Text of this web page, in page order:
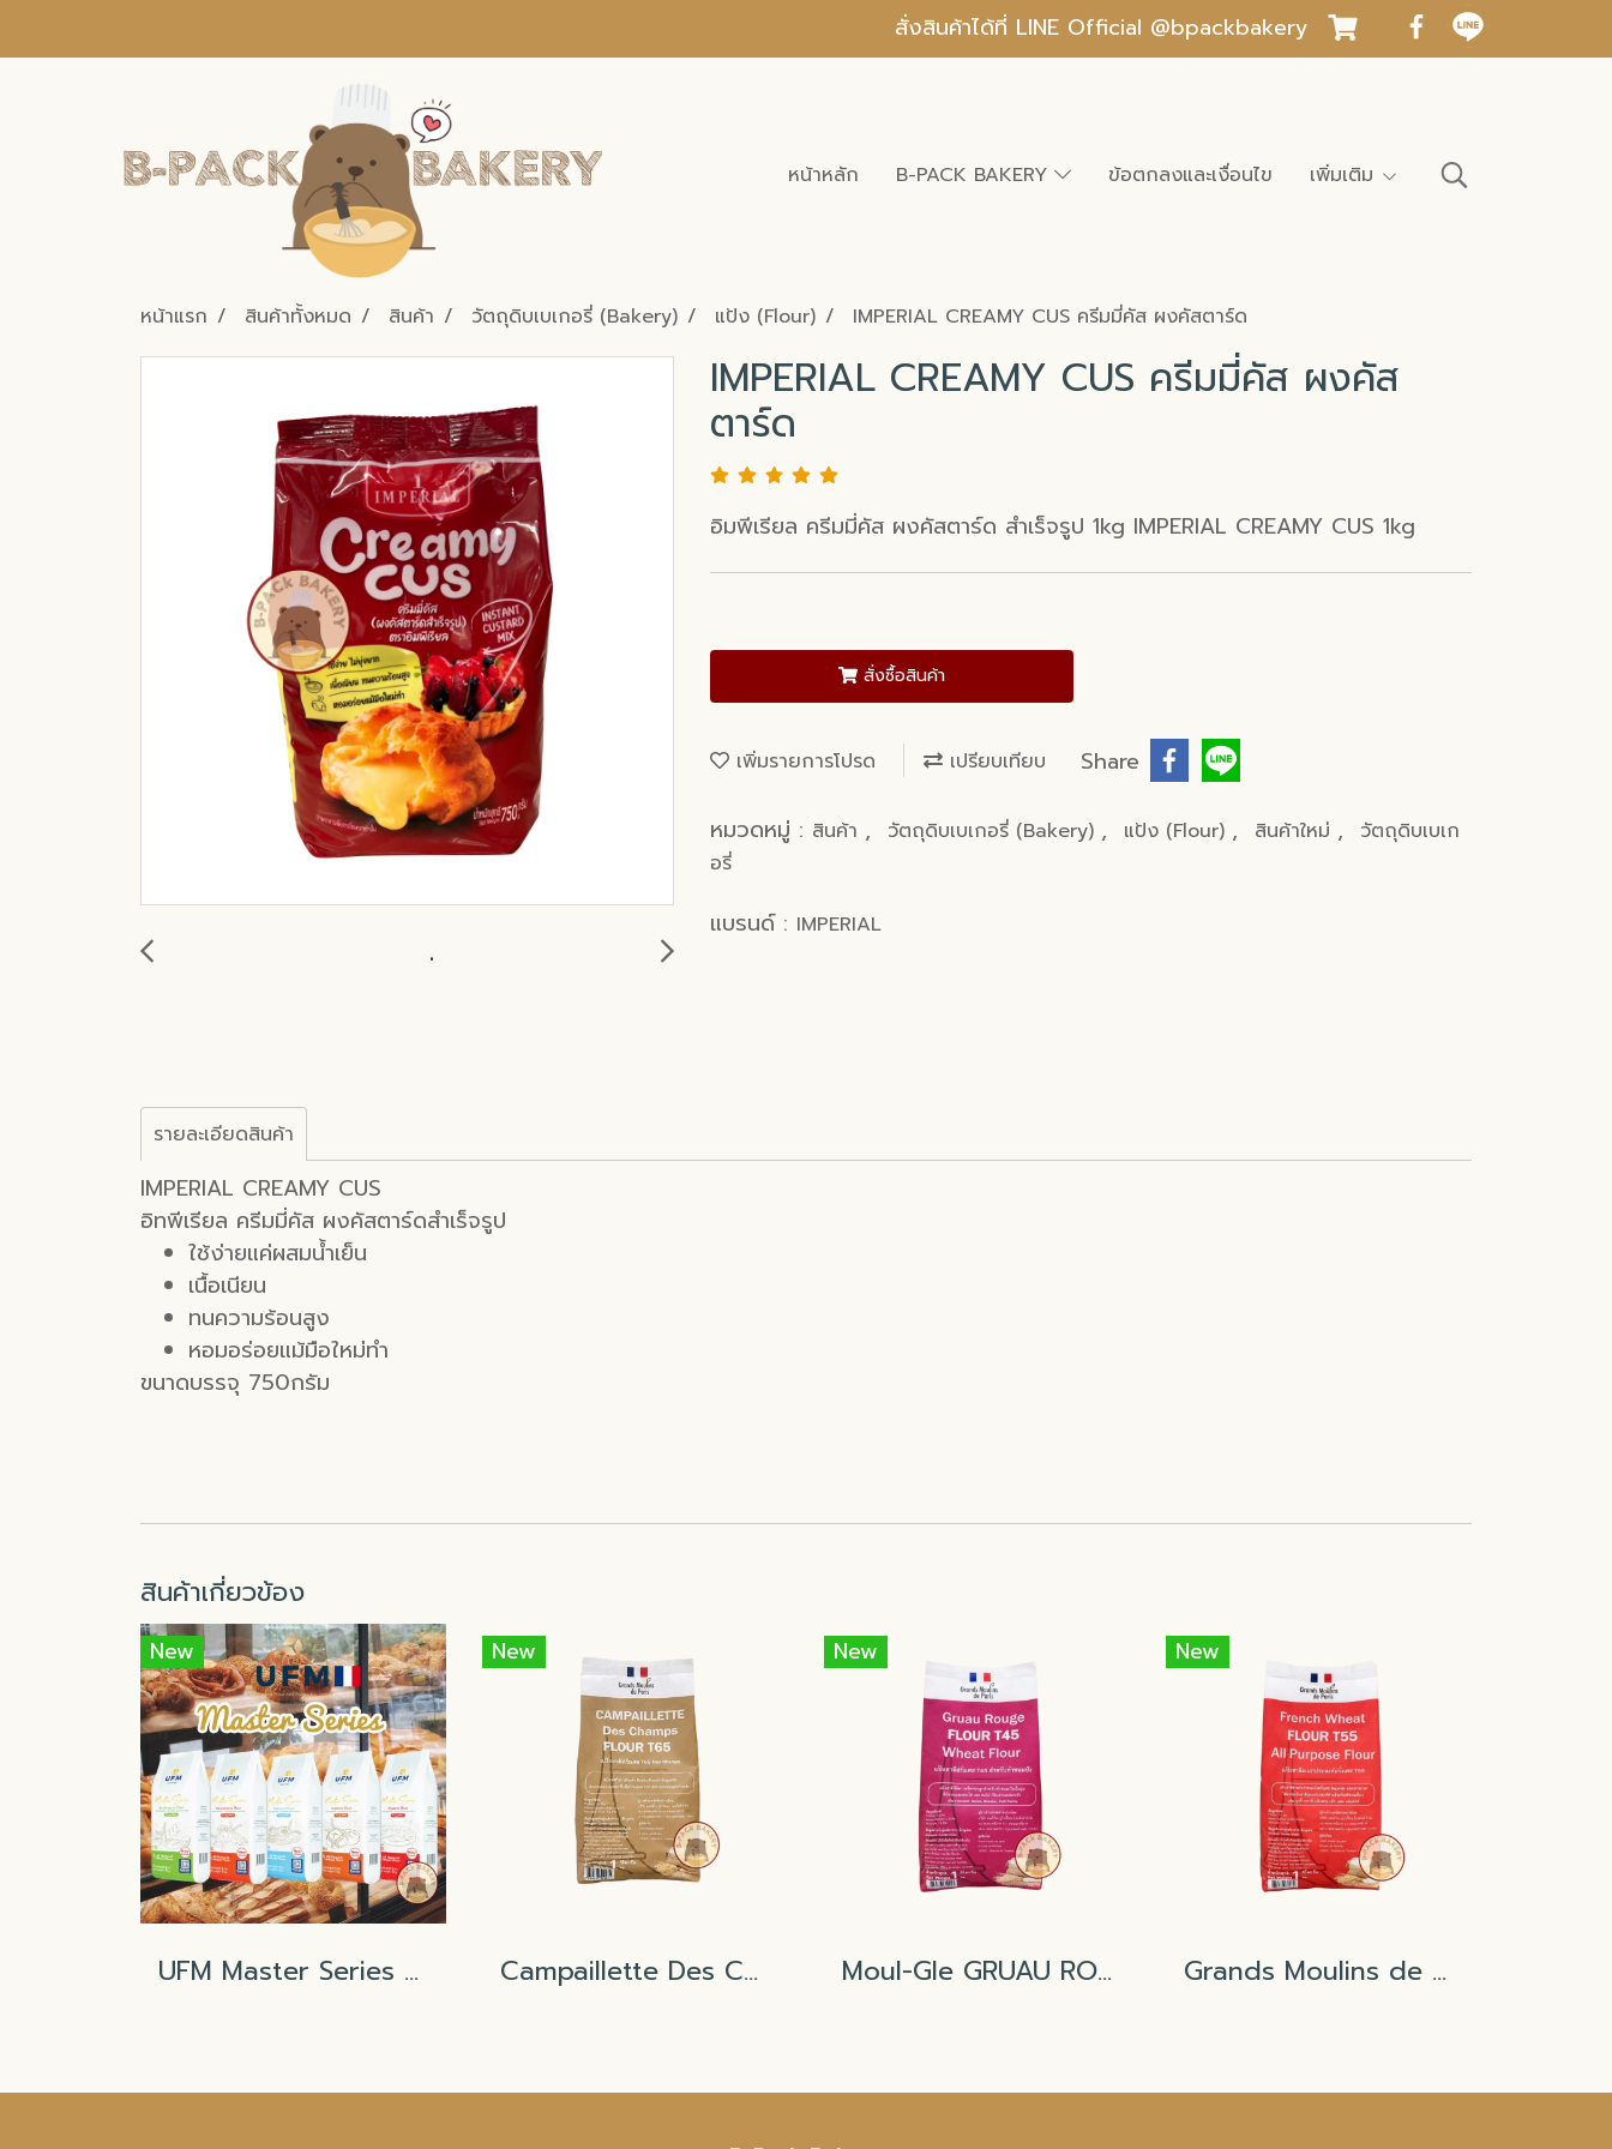
สั่งสินค้าได้ที่ LINE Official @bpackbakery
หน้าหลัก B-PACK BAKERY ข้อตกลงและเงื่อนไข เพิ่มเติม
หน้าแรก สินค้าทั้งหมด สินค้า วัตถุดิบเบเกอรี่ (Bakery) แป้ง (Flour) IMPERIAL CREAMY CUS ครีมมี่คัส ผงคัสตาร์ด
IMPERIAL CREAMY CUS ครีมมี่คัส ผงคัส
ตาร์ด
อิมพีเรียล ครีมมี่คัส ผงคัสตาร์ด สำเร็จรูป 1kg IMPERIAL CREAMY CUS 1kg
สั่งซื้อสินค้า
เพิ่มรายการโปรด เปรียบเทียบ Share
หมวดหมู่ : สินค้า , วัตถุดิบเบเกอรี่ (Bakery) , แป้ง (Flour) , สินค้าใหม่ ,
วัตถุดิบเบเก
อรี่
แบรนด์ : IMPERIAL
รายละเอียดสินค้า
IMPERIAL CREAMY CUS
อิทพีเรียล ครีมมี่คัส ผงคัสตาร์ดสำเร็จรูป
ใช้ง่ายแค่ผสมน้ำเย็น
เนื้อเนียน
ทนความร้อนสูง
หอมอร่อยแม้มือใหม่ทำ
ขนาดบรรจุ 750กรัม
สินค้าเกี่ยวข้อง
New
UFM Master Series Flour T45 T55 T65 Tipo00
New
Campaillette Des Champs Wheat flour T65 (Grands Moulins de Paris)
New
Moul-Gle GRUAU ROUGE T45 (Grands Moulins de Paris)
New
Grands Moulins de Paris T55